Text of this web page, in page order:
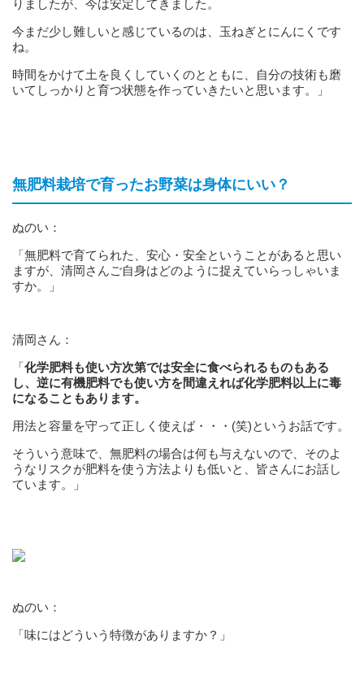
りましたが、今は安定してきました。
今まだ少し難しいと感じているのは、玉ねぎとにんにくです
ね。
時間をかけて土を良くしていくのとともに、自分の技術も磨
いてしっかりと育つ状態を作っていきたいと思います。」
無肥料栽培で育ったお野菜は身体にいい？
ぬのい：
「無肥料で育てられた、安心・安全ということがあると思い
ますが、清岡さんご自身はどのように捉えていらっしゃいま
すか。」
清岡さん：
「化学肥料も使い方次第では安全に食べられるものもある
し、逆に有機肥料でも使い方を間違えれば化学肥料以上に毒
になることもあります。
用法と容量を守って正しく使えば・・・(笑)というお話です。
そういう意味で、無肥料の場合は何も与えないので、そのよ
うなリスクが肥料を使う方法よりも低いと、皆さんにお話し
ています。」
ぬのい：
「味にはどういう特徴がありますか？」